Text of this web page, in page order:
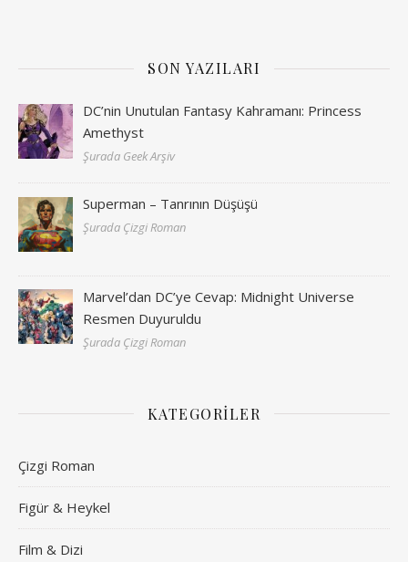
SON YAZILARI
DC’nin Unutulan Fantasy Kahramanı: Princess
Amethyst
Şurada Geek Arşiv
Superman – Tanrının Düşüşü
Şurada Çizgi Roman
Marvel’dan DC’ye Cevap: Midnight Universe
Resmen Duyuruldu
Şurada Çizgi Roman
KATEGORILER
Çizgi Roman
Figür & Heykel
Film & Dizi